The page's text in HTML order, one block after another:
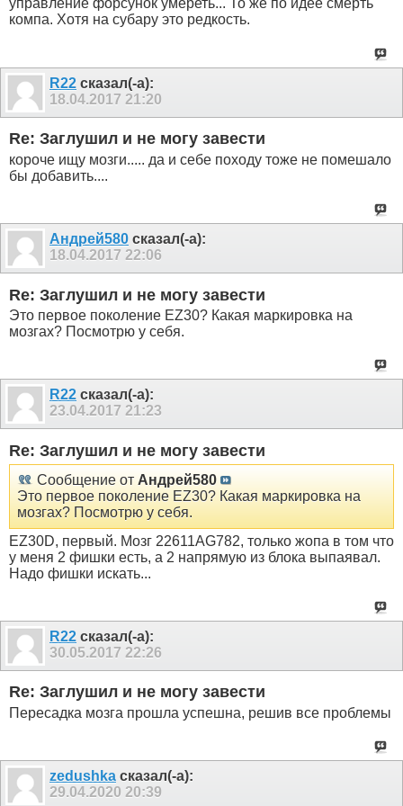
управление форсунок умереть... То же по идее смерть
компа. Хотя на субару это редкость.
R22 сказал(-а):
18.04.2017 21:20
Re: Заглушил и не могу завести
короче ищу мозги..... да и себе походу тоже не помешало
бы добавить....
Андрей580 сказал(-а):
18.04.2017 22:06
Re: Заглушил и не могу завести
Это первое поколение EZ30? Какая маркировка на
мозгах? Посмотрю у себя.
R22 сказал(-а):
23.04.2017 21:23
Re: Заглушил и не могу завести
Сообщение от Андрей580
Это первое поколение EZ30? Какая маркировка на
мозгах? Посмотрю у себя.
EZ30D, первый. Мозг 22611AG782, только жопа в том что
у меня 2 фишки есть, а 2 напрямую из блока выпаявал.
Надо фишки искать...
R22 сказал(-а):
30.05.2017 22:26
Re: Заглушил и не могу завести
Пересадка мозга прошла успешна, решив все проблемы
zedushka сказал(-а):
29.04.2020 20:39